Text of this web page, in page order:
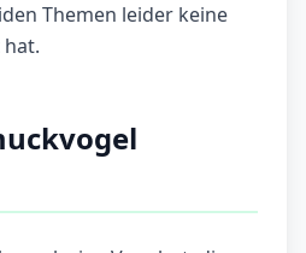
Themen leider keine